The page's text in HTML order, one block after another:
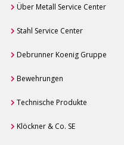
Über Metall Service Center
Stahl Service Center
Debrunner Koenig Gruppe
Bewehrungen
Technische Produkte
Klöckner & Co. SE